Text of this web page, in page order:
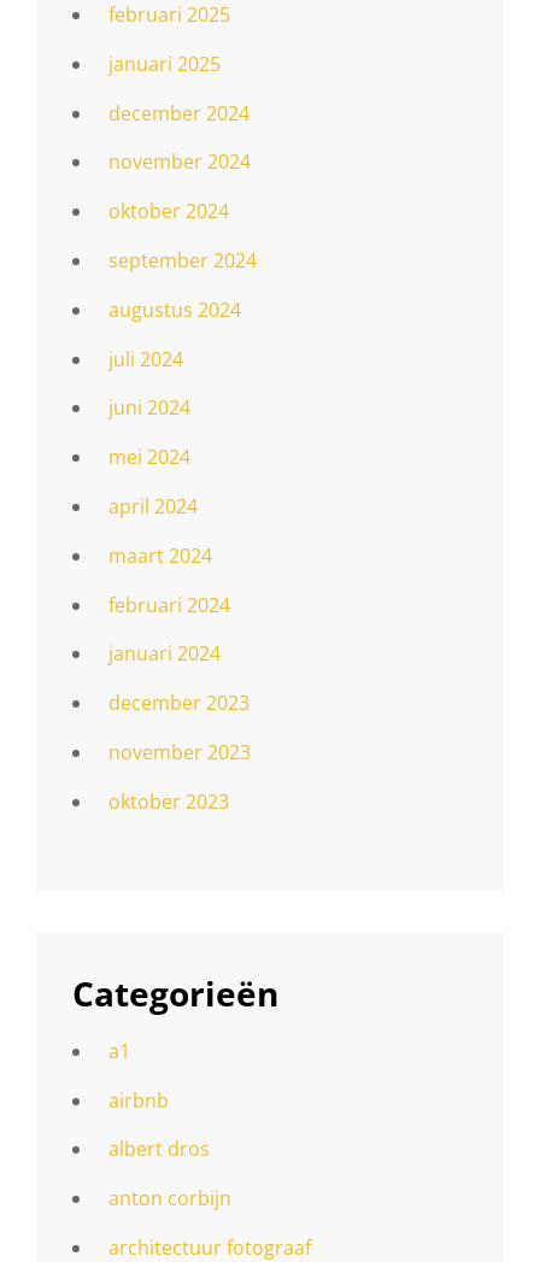
februari 2025
januari 2025
december 2024
november 2024
oktober 2024
september 2024
augustus 2024
juli 2024
juni 2024
mei 2024
april 2024
maart 2024
februari 2024
januari 2024
december 2023
november 2023
oktober 2023
Categorieën
a1
airbnb
albert dros
anton corbijn
architectuur fotograaf